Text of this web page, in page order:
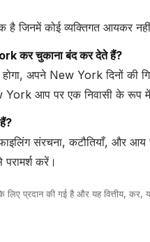
है जिनमें कोई व्यक्तिगत आयकर
कर चुकाना बंद कर देते हैं?
अपने New York दिनों की
York आप पर एक निवासी के रूप
संरचना, कटौतियाँ, और आय
करें।
लिए प्रदान की गई है और यह वित्तीय,